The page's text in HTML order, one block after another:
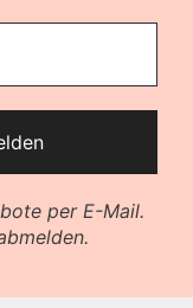
per E-Mail.